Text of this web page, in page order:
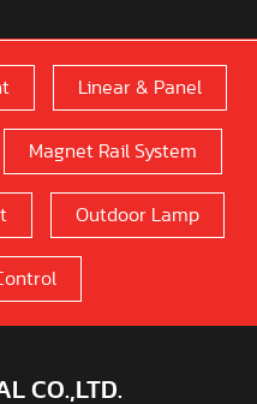
Linear & Panel
Magnet Rail System
Outdoor Lamp
CO.,LTD.